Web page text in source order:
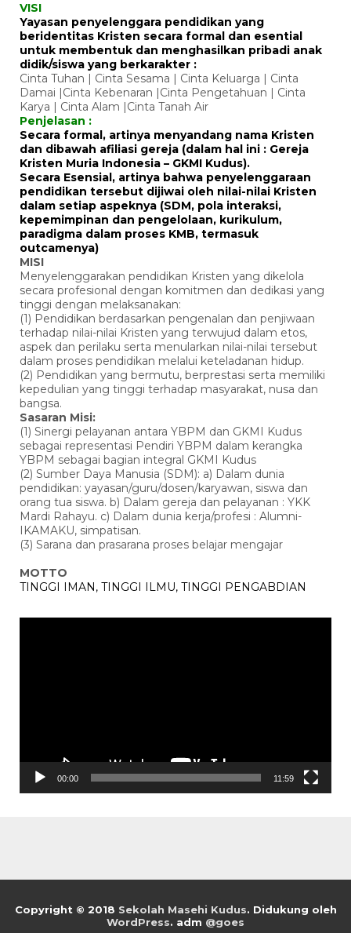
VISI
Yayasan penyelenggara pendidikan yang
beridentitas Kristen secara formal dan esential
untuk membentuk dan menghasilkan pribadi anak
didik/siswa yang berkarakter :
Cinta Tuhan | Cinta Sesama | Cinta Keluarga | Cinta
Damai |Cinta Kebenaran |Cinta Pengetahuan | Cinta
Karya | Cinta Alam |Cinta Tanah Air
Penjelasan :
Secara formal, artinya menyandang nama Kristen
dan dibawah afiliasi gereja (dalam hal ini : Gereja
Kristen Muria Indonesia – GKMI Kudus).
Secara Esensial, artinya bahwa penyelenggaraan
pendidikan tersebut dijiwai oleh nilai-nilai Kristen
dalam setiap aspeknya (SDM, pola interaksi,
kepemimpinan dan pengelolaan, kurikulum,
paradigma dalam proses KMB, termasuk
outcamenya)
MISI
Menyelenggarakan pendidikan Kristen yang dikelola
secara profesional dengan komitmen dan dedikasi yang
tinggi dengan melaksanakan:
(1) Pendidikan berdasarkan pengenalan dan penjiwaan
terhadap nilai-nilai Kristen yang terwujud dalam etos,
aspek dan perilaku serta menularkan nilai-nilai tersebut
dalam proses pendidikan melalui keteladanan hidup.
(2) Pendidikan yang bermutu, berprestasi serta memiliki
kepedulian yang tinggi terhadap masyarakat, nusa dan
bangsa.
Sasaran Misi:
(1) Sinergi pelayanan antara YBPM dan GKMI Kudus
sebagai representasi Pendiri YBPM dalam kerangka
YBPM sebagai bagian integral GKMI Kudus
(2) Sumber Daya Manusia (SDM): a) Dalam dunia
pendidikan: yayasan/guru/dosen/karyawan, siswa dan
orang tua siswa. b) Dalam gereja dan pelayanan : YKK
Mardi Rahayu. c) Dalam dunia kerja/profesi : Alumni-
IKAMAKU, simpatisan.
(3) Sarana dan prasarana proses belajar mengajar
MOTTO
TINGGI IMAN, TINGGI ILMU, TINGGI PENGABDIAN
00:00 11:59
Copyright © 2018 Sekolah Masehi Kudus. Didukung oleh
WordPress. adm @goes